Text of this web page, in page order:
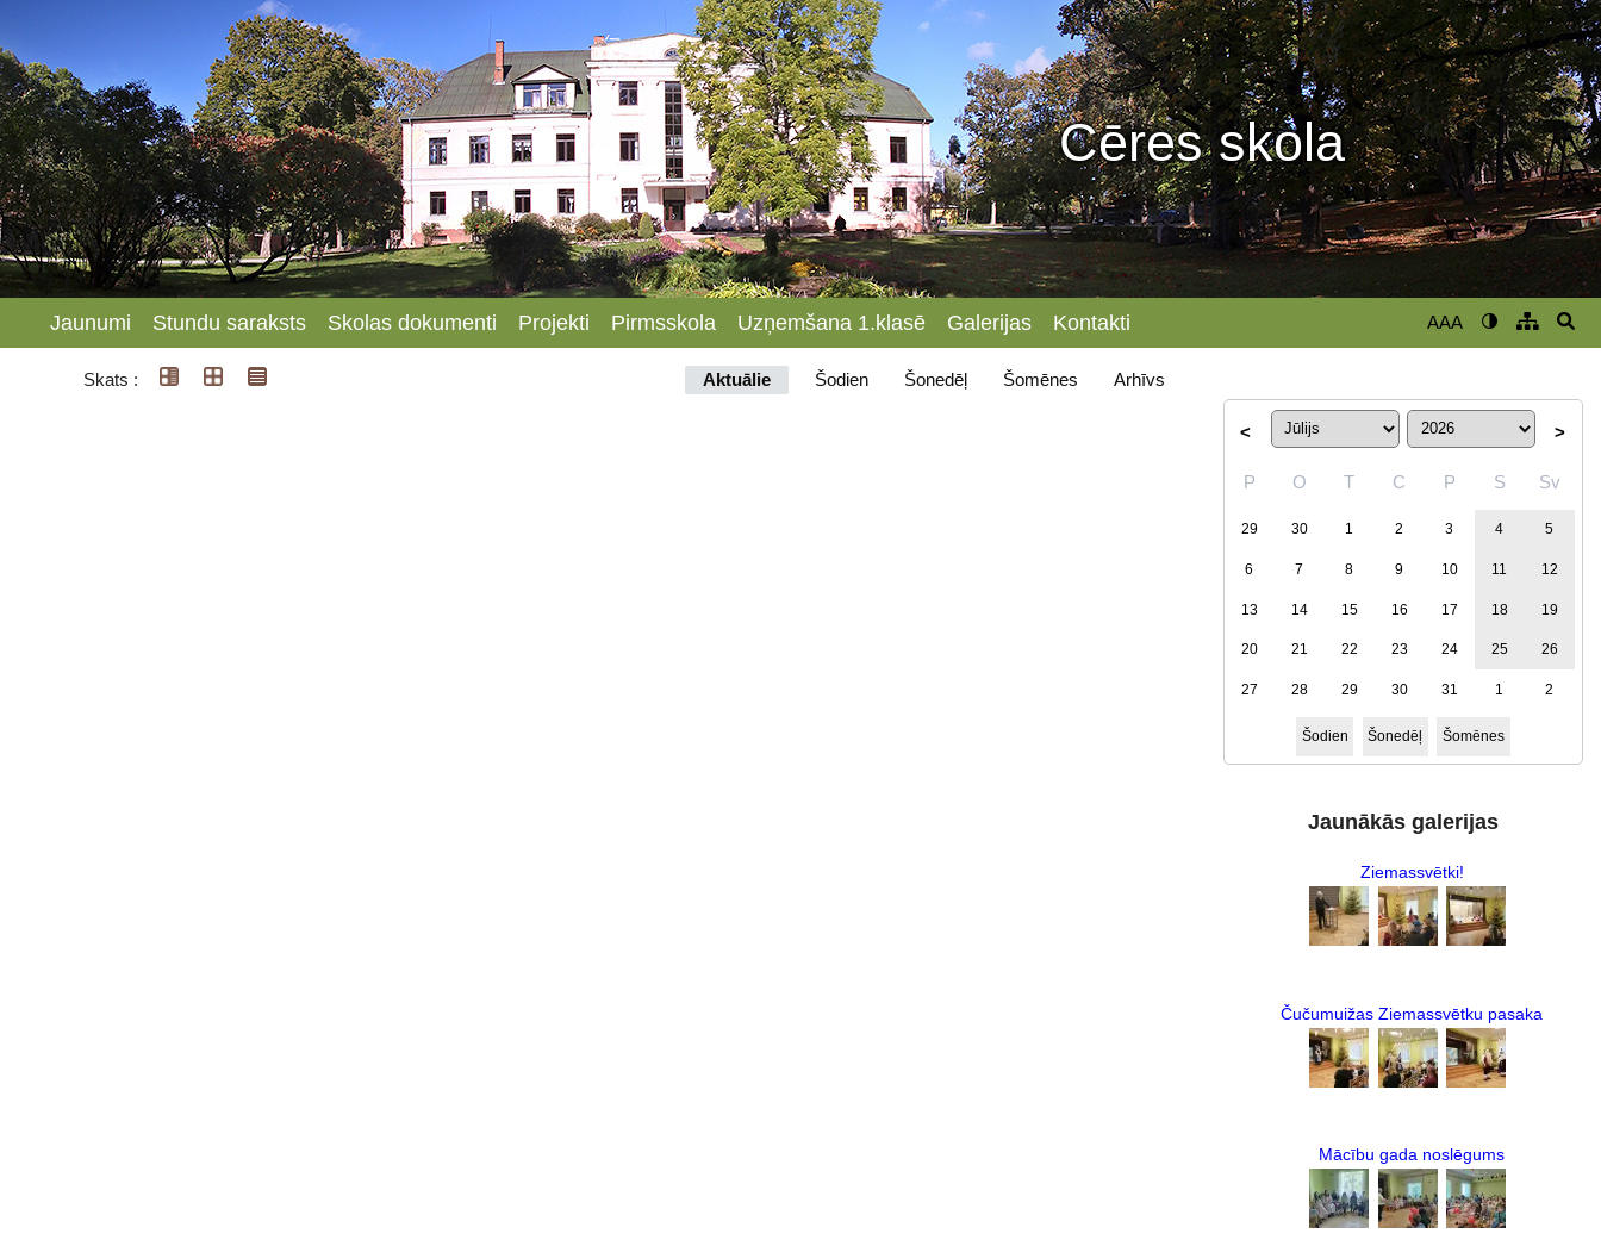
Cēres skola
Jaunumi Stundu saraksts Skolas dokumenti Projekti Pirmsskola Uzņemšana 1.klasē Galerijas Kontakti AAA
Skats : Aktuālie Šodien Šonedēļ Šomēnes Arhīvs
< >
P O T C P S Sv
29 30 1 2 3 4 5
6 7 8 9 10 11 12
13 14 15 16 17 18 19
20 21 22 23 24 25 26
27 28 29 30 31 1 2
Šodien Šonedēļ Šomēnes
Jaunākās galerijas
Ziemassvētki!
Čučumuižas Ziemassvētku pasaka
Mācību gada noslēgums